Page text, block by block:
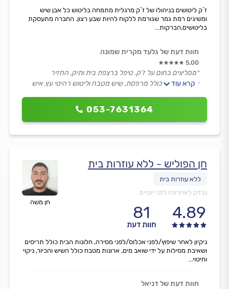
053-7631364
ז`ק ליטושים בניהולו של ז`ק מרגלית מתמחה בליטוש כל אבן שיש
ומשיגים רמת גמר שגורמת ללקוח להיות שבע רצון. החברה מתעסקת
בליטושים,הברקות...
חוות דעת של גלעד מקרית שמונה
5.00
״ממליצים בחום על ז'ק. טיפל ברצפת בית ותיק, החזיר
לרצפה חיים, כולל מרפסת, שיש מטבח וליטוש רהיטי עץ. איש
קרא עוד
חן משה
חן הפוליש - ללא עוזרות בית
נבדק לאחרונה לפני יומיים
4.89
81
חוות דעת
ניקיון לאחר שיפוץ/לפני אכלוס/לפני מסירה, חלונות הבית כולל תריסים
ושאיבת מסילות על ידי שואב מים, ארונות מטבח כולל השיש והכיור, ניקוי
וחיטוי...
חוות דעת של דניאל